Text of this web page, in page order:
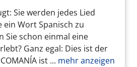
Sie werden jedes Lied
Wort Spanisch zu
Sie schon einmal eine
Ganz egal: Dies ist der
ist ... mehr anzeigen